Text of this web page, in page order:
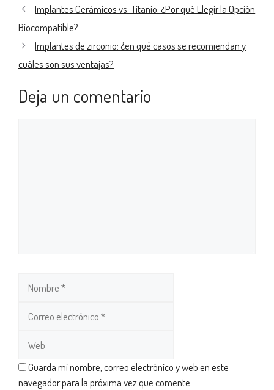
Implantes Cerámicos vs. Titanio: ¿Por qué Elegir la Opción
Biocompatible?
Implantes de zirconio: ¿en qué casos se recomiendan y
cuáles son sus ventajas?
Deja un comentario
Guarda mi nombre, correo electrónico y web en este
navegador para la próxima vez que comente.